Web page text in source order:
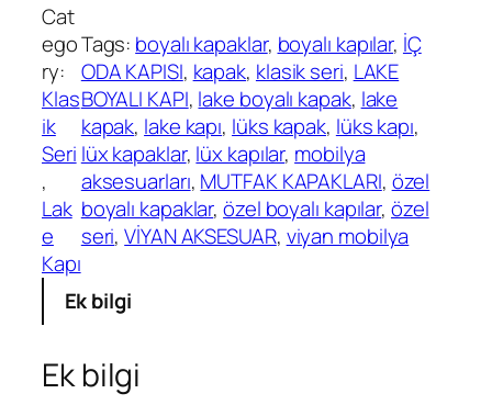
Cat
ego
ry:
Klas
ik
Seri
Lak
e
Kapı
Tags: boyalı kapaklar, boyalı kapılar, İÇ
ODA KAPISI, kapak, klasik seri, LAKE
BOYALI KAPI, lake boyalı kapak, lake
kapak, lake kapı, lüks kapak, lüks kapı
lüx kapaklar, lüx kapılar, mobilya
aksesuarları, MUTFAK KAPAKLARI, özel
boyalı kapaklar, özel boyalı kapılar, özel
seri, VİYAN AKSESUAR, viyan mobilya
Ek bilgi
Ek bilgi